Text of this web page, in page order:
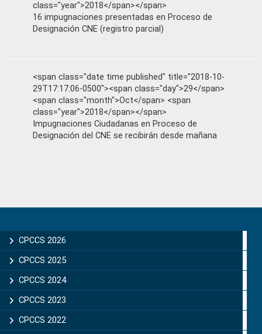
class="year">2018</span></span>
16 impugnaciones presentadas en Proceso de
Designación CNE (registro parcial)
<span class="date time published" title="2018-10-
29T17:17:06-0500"><span class="day">29</span>
<span class="month">Oct</span> <span
class="year">2018</span></span>
Impugnaciones Ciudadanas en Proceso de
Designación del CNE se recibirán desde mañana
Sidebar
CPCCS 2026
CPCCS 2025
CPCCS 2024
CPCCS 2023
CPCCS 2022